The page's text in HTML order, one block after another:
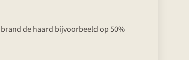
de haard bijvoorbeeld op 50%